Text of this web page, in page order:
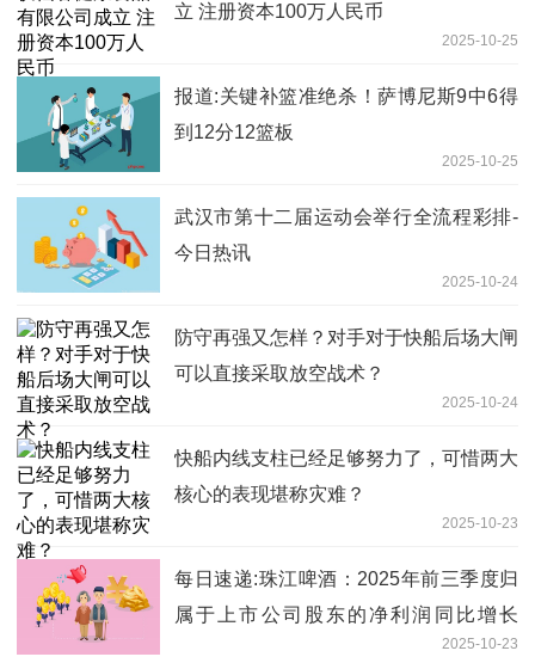
立 注册资本100万人民币
2025-10-25
报道:关键补篮准绝杀！萨博尼斯9中6得
到12分12篮板
2025-10-25
武汉市第十二届运动会举行全流程彩排-
今日热讯
2025-10-24
防守再强又怎样？对手对于快船后场大闸
可以直接采取放空战术？
2025-10-24
快船内线支柱已经足够努力了，可惜两大
核心的表现堪称灾难？
2025-10-23
每日速递:珠江啤酒：2025年前三季度归
属于上市公司股东的净利润同比增长
2025-10-23